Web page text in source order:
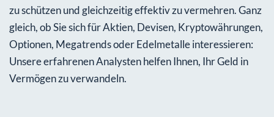
zu schützen und gleichzeitig effektiv zu vermehren. Ganz
gleich, ob Sie sich für Aktien, Devisen, Kryptowährungen,
Optionen, Megatrends oder Edelmetalle interessieren:
Unsere erfahrenen Analysten helfen Ihnen, Ihr Geld in
Vermögen zu verwandeln.